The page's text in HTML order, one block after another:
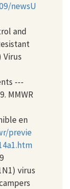
newsU
and
Virus
---
MMWR
en
previe
virus